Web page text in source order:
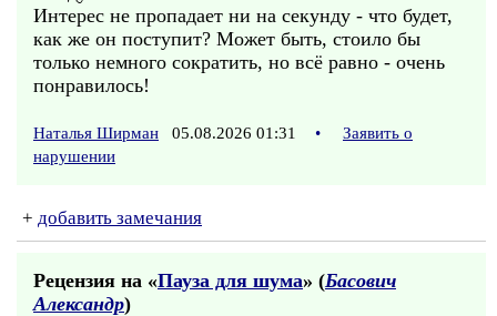
Интерес не пропадает ни на секунду - что будет,
как же он поступит? Может быть, стоило бы
только немного сократить, но всё равно - очень
понравилось!
Наталья Ширман 05.08.2026 01:31 •
Заявить о
нарушении
+ добавить замечания
Рецензия на «Пауза для шума» (Басович
Александр)